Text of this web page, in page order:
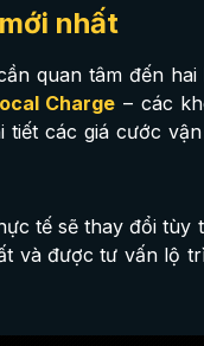
nhất
quan tâm đến
Charge – các
các giá cước
tế sẽ thay đổi tùy
và được tư vấn lộ